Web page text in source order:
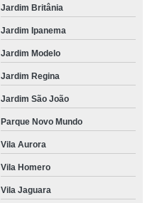
Jardim Britânia
Jardim Ipanema
Jardim Modelo
Jardim Regina
Jardim São João
Parque Novo Mundo
Vila Aurora
Vila Homero
Vila Jaguara